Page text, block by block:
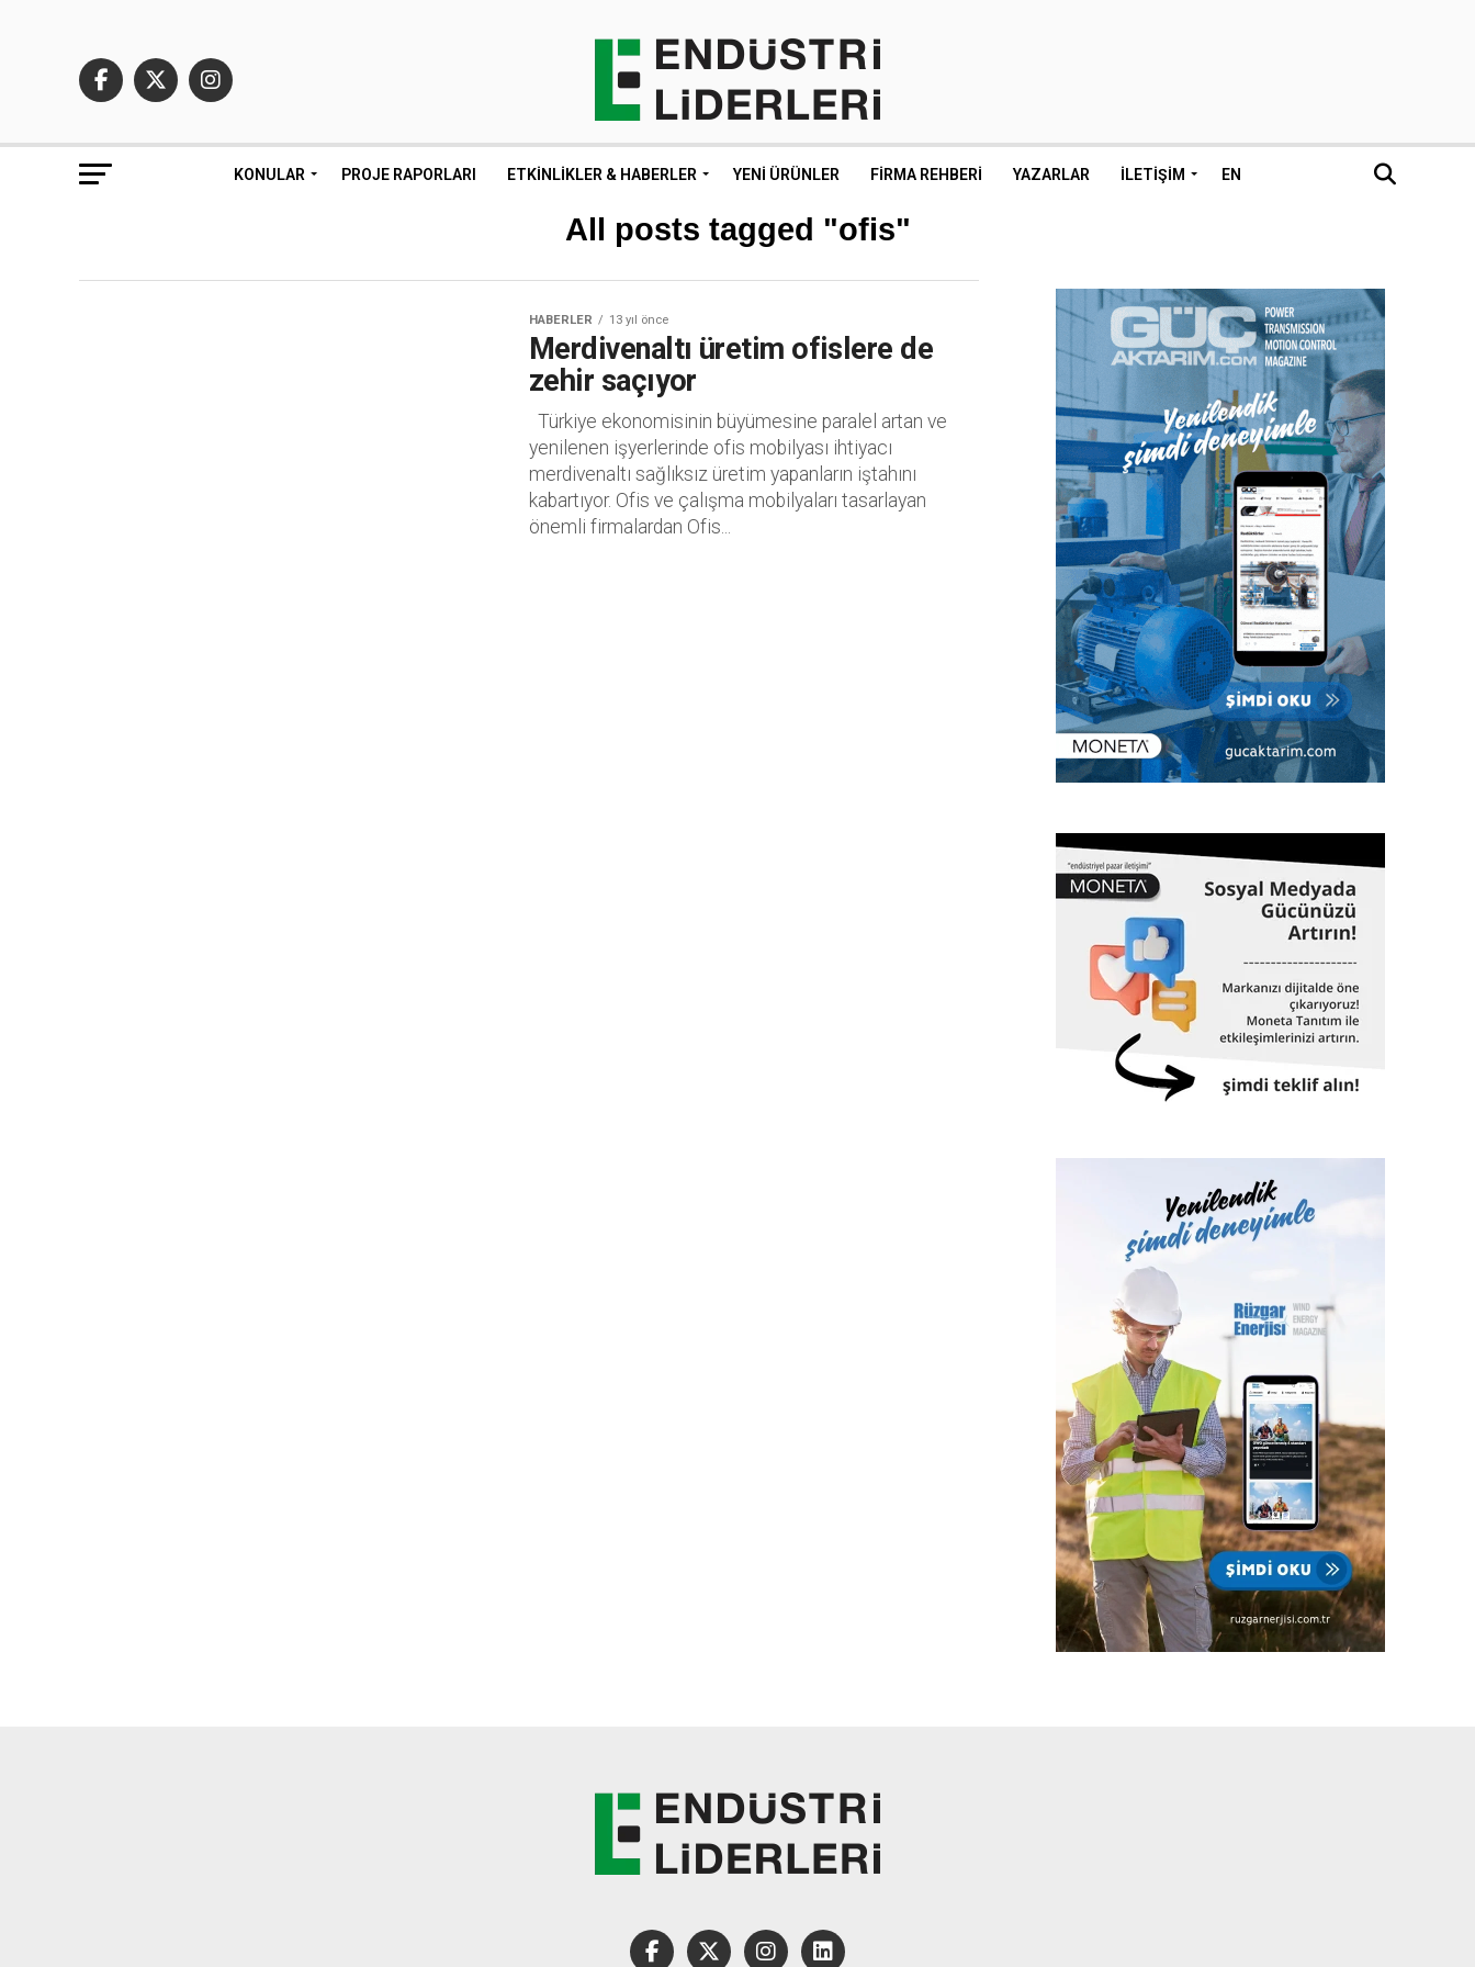
KONULAR PROJE RAPORLARI ETKINLIKLER & HABERLER YENI ÜRÜNLER FIRMA REHBERI YAZARLAR İLETIŞIM EN
All posts tagged "ofis"
HABERLER 13 yıl önce
Merdivenaltı üretim ofislere de
zehir saçıyor
Türkiye ekonomisinin büyümesine paralel artan ve
yenilenen işyerlerinde ofis mobilyası ihtiyacı
merdivenaltı sağlıksız üretim yapanların iştahını
kabartıyor. Ofis ve çalışma mobilyaları tasarlayan
önemli firmalardan Ofis...